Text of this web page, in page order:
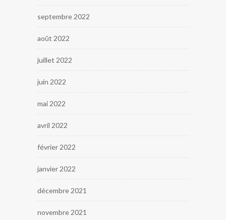
septembre 2022
août 2022
juillet 2022
juin 2022
mai 2022
avril 2022
février 2022
janvier 2022
décembre 2021
novembre 2021